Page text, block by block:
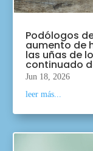
Podólogos
aumento de
las uñas de
continuado
Jun 18, 2026
leer más...